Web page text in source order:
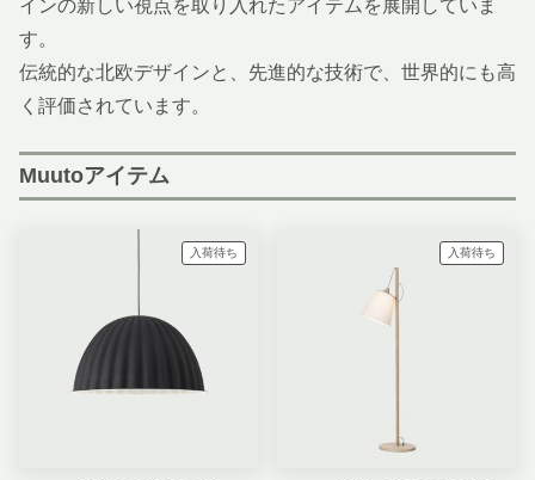
インの新しい視点を取り入れたアイテムを展開していま
す。
伝統的な北欧デザインと、先進的な技術で、世界的にも高
く評価されています。
Muutoアイテム
入荷待ち 入荷待ち